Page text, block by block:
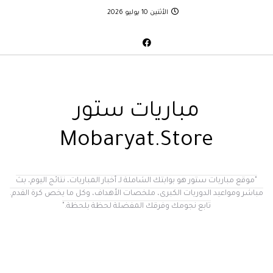
الأثنين 10 يوليو 2026
مباريات ستور
Mobaryat.Store
"موقع مباريات ستور هو بوابتك الشاملة لـ أخبار المباريات، نتائج اليوم، بث
مباشر ومواعيد الدوريات الكبرى، ملخصات الأهداف، وكل ما يخص كرة القدم.
تابع نجومك وفرقك المفضلة لحظة بلحظة."